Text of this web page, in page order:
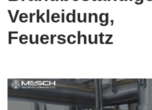
Verkleidung,
Feuerschutz